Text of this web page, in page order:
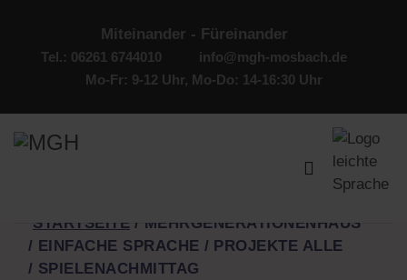
Miteinander - Füreinander
Tel.: 06261 6744010
info@mgh-mosbach.de
Mo-Fr: 9-12 Uhr, Mo-Do: 14-16:30 Uhr
STARTSEITE
MEHRGENERATIONENHAUS
EINFACHE SPRACHE
PROJEKTE ALLE
SPIELENACHMITTAG